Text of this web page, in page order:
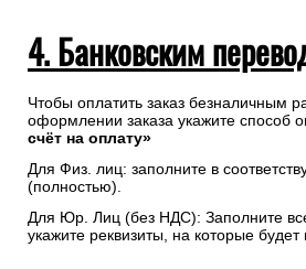
4. Банковским
Чтобы оплатить заказ безналичным
оформлении заказа укажите способ
счёт на оплату»
Для Физ. лиц: заполните в
(полностью).
Для Юр. Лиц (без НДС): Заполните
укажите реквизиты, на которые будет